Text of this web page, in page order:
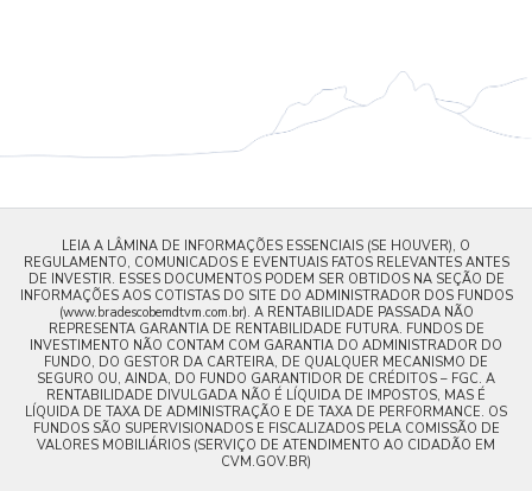
LEIA A LÂMINA DE INFORMAÇÕES ESSENCIAIS (SE HOUVER), O
REGULAMENTO, COMUNICADOS E EVENTUAIS FATOS RELEVANTES ANTES
DE INVESTIR. ESSES DOCUMENTOS PODEM SER OBTIDOS NA SEÇÃO DE
INFORMAÇÕES AOS COTISTAS DO SITE DO ADMINISTRADOR DOS FUNDOS
(www.bradescobemdtvm.com.br). A RENTABILIDADE PASSADA NÃO
REPRESENTA GARANTIA DE RENTABILIDADE FUTURA. FUNDOS DE
INVESTIMENTO NÃO CONTAM COM GARANTIA DO ADMINISTRADOR DO
FUNDO, DO GESTOR DA CARTEIRA, DE QUALQUER MECANISMO DE
SEGURO OU, AINDA, DO FUNDO GARANTIDOR DE CRÉDITOS – FGC. A
RENTABILIDADE DIVULGADA NÃO É LÍQUIDA DE IMPOSTOS, MAS É
LÍQUIDA DE TAXA DE ADMINISTRAÇÃO E DE TAXA DE PERFORMANCE. OS
FUNDOS SÃO SUPERVISIONADOS E FISCALIZADOS PELA COMISSÃO DE
VALORES MOBILIÁRIOS (SERVIÇO DE ATENDIMENTO AO CIDADÃO EM
CVM.GOV.BR)